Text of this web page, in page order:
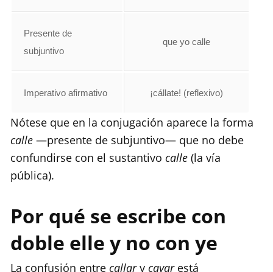
Presente de
subjuntivo
que yo calle
Imperativo afirmativo ¡cállate! (reflexivo)
Nótese que en la conjugación aparece la forma
calle —presente de subjuntivo— que no debe
confundirse con el sustantivo calle (la vía
pública).
Por qué se escribe con
doble elle y no con ye
La confusión entre callary cayarestá